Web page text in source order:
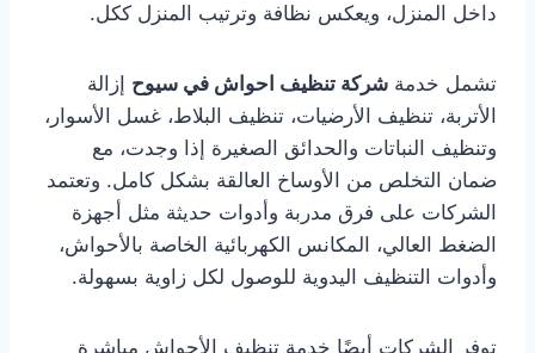
داخل المنزل، ويعكس نظافة وترتيب المنزل ككل.
تشمل خدمة شركة تنظيف احواش في سيوح إزالة
الأتربة، تنظيف الأرضيات، تنظيف البلاط، غسل الأسوار،
وتنظيف النباتات والحدائق الصغيرة إذا وجدت، مع
ضمان التخلص من الأوساخ العالقة بشكل كامل. وتعتمد
الشركات على فرق مدربة وأدوات حديثة مثل أجهزة
الضغط العالي، المكانس الكهربائية الخاصة بالأحواش،
وأدوات التنظيف اليدوية للوصول لكل زاوية بسهولة.
توفر الشركات أيضًا خدمة تنظيف الأحواش مباشرة